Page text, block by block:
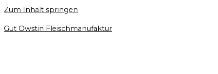
Zum Inhalt springen
Gut Owstin Fleischmanufaktur